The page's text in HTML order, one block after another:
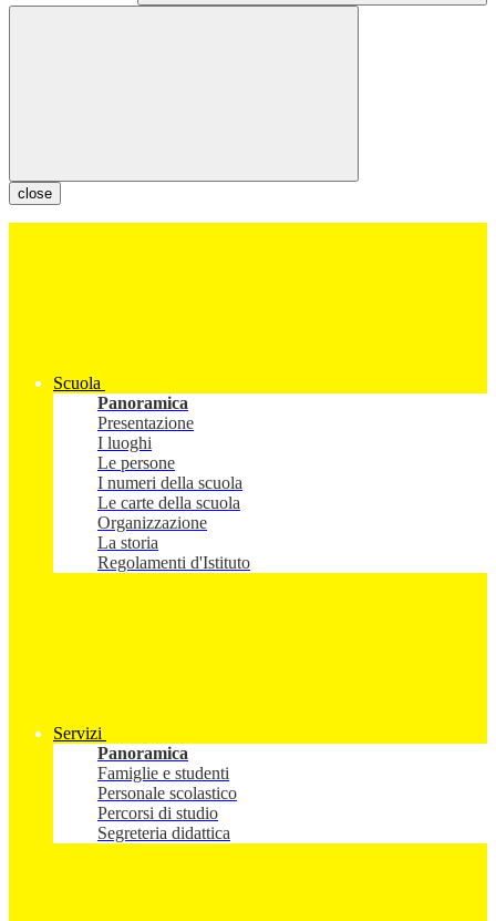
close
Scuola
Panoramica
Presentazione
I luoghi
Le persone
I numeri della scuola
Le carte della scuola
Organizzazione
La storia
Regolamenti d'Istituto
Servizi
Panoramica
Famiglie e studenti
Personale scolastico
Percorsi di studio
Segreteria didattica